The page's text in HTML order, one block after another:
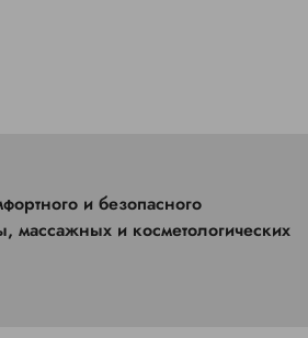
массажных и косметологических